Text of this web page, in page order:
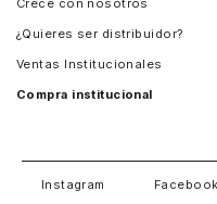
Crece con nosotros
¿Quieres ser distribuidor?
Ventas Institucionales
Compra institucional
Instagram Facebook